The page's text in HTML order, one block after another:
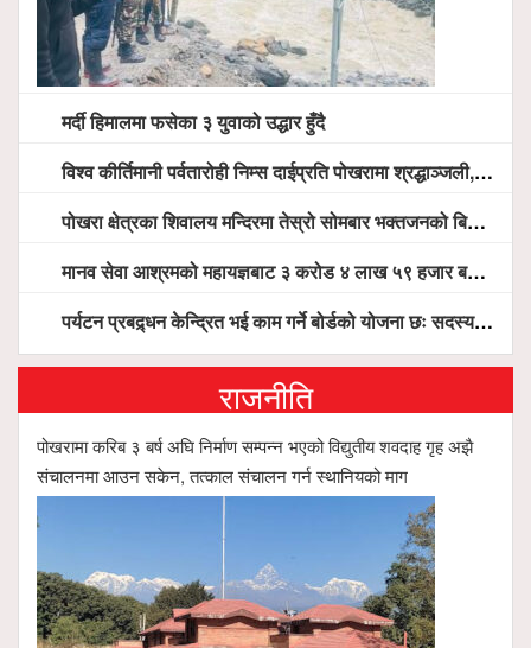
मर्दी हिमालमा फसेका ३ युवाको उद्धार हुँदै
विश्व कीर्तिमानी पर्वतारोही निम्स दाईप्रति पोखरामा श्रद्धाञ्जली, दीप प्रज्वलन गर्दै योगदानको प्रशंसा (भिडियो सहित)
पोखरा क्षेत्रका शिवालय मन्दिरमा तेस्रो सोमबार भक्तजनको बिहानैदेखि घुइँचो
मानव सेवा आश्रमको महायज्ञबाट ३ करोड ४ लाख ५९ हजार बचत, १ करोड ४४ लाख उठ्न बाँकी, विना संचार माध्यम तर प्रचार प्रसारमै भयो १९ लाख खर्च !
पर्यटन प्रबद्र्धन केन्द्रित भई काम गर्ने बोर्डको योजना छः सदस्य पोखरेल, चलिय पोखरालाई थप प्रभावकारी बनाउन होटल संघको माग
राजनीति
पोखरामा करिब ३ बर्ष अघि निर्माण सम्पन्न भएको विद्युतीय शवदाह गृह अझै
संचालनमा आउन सकेन, तत्काल संचालन गर्न स्थानियको माग